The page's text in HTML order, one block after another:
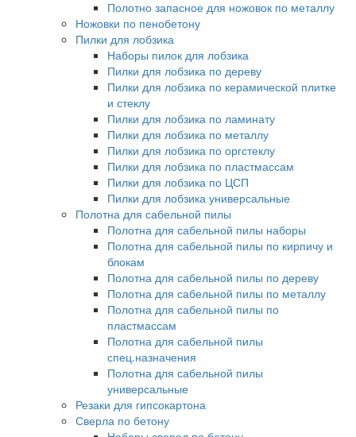
Полотно запасное для ножовок по металлу
Ножовки по пенобетону
Пилки для лобзика
Наборы пилок для лобзика
Пилки для лобзика по дереву
Пилки для лобзика по керамической плитке
и стеклу
Пилки для лобзика по ламинату
Пилки для лобзика по металлу
Пилки для лобзика по оргстеклу
Пилки для лобзика по пластмассам
Пилки для лобзика по ЦСП
Пилки для лобзика универсальные
Полотна для сабельной пилы
Полотна для сабельной пилы наборы
Полотна для сабельной пилы по кирпичу и
блокам
Полотна для сабельной пилы по дереву
Полотна для сабельной пилы по металлу
Полотна для сабельной пилы по
пластмассам
Полотна для сабельной пилы
спец.назначения
Полотна для сабельной пилы
универсальные
Резаки для гипсокартона
Сверла по бетону